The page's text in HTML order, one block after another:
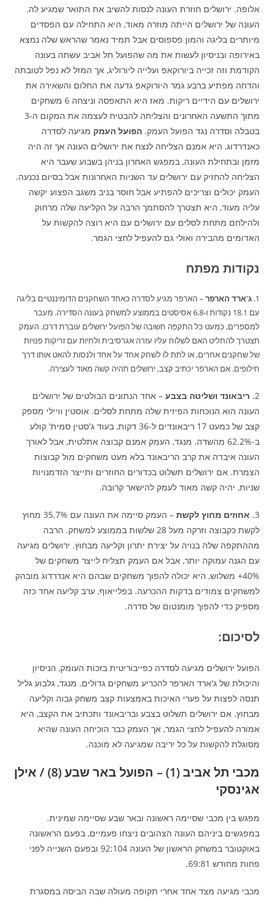
אלופה. ירושלים חוזרת העונה לנסות להשיב את התואר שמגיע לה.
העונה של ירושלים הייתה מוזרה מאוד, היא התחילה עם הפסדים
מיותרים בליגה והמון פספוסים אבל תמיד נאמר שהראש שלה נמצא
באירופה ובניסיון לעשות את מה שהפועל תל אביב עשתה בעונה
הקודמת וזה זכייה ביורוקאפ ועלייה ליורוליג, אך המזל לא נפל לטובתה
והדחה מפתיע ברבע גמר היורוקאפ גדעה את החלום והשאירה את
ירושלים עם הידיים ריקות. מאז היא התאפסה וניצחה 6 משחקים
מתוך התשעה האחרונים והצליחה להבטיח לעצמה את המקום ה-3
בטבלה וסדרה נגד הפועל העמק.הפועל העמק מגיעה לסדרה
כאנדרדוג, היא אמנם הצליחה לנצח את ירושלים העונה אך זה היה
מזמן ובתחילת העונה, במפגש האחרון בניהן בשבוע שעבר היא
הצליחה להחזיק עם ירושלים עד השניות האחרונות אבל בסיום נכנעה.
העמק יכולים וצריכים להפתיע אבל חוסר בניב משגב הפצוע יקשה
עליה מעוד, היא תצטרך להסתמך הרבה על הקליעה שלה מרחוק
ולהילחם מתחת לסלים עם ירושלים עם היא רוצה להקשות על
האדומים מהבירה ואולי גם להעפיל לחצי הגמר.
נקודות מפתח
1. ג'ארד הארפר – הארפר מגיע לסדרה כאחד השחקנים הדומיננטיים בליגה
עם 18.1 נקודות ו-6.8 אסיסטים בממוצע למשחק בעונה הסדירה. מעבר
למספרים, כמעט כל התקפה חשובה של הפועל ירושלים עוברת דרכו. העמק
תצטרך להחליט האם לשלוח עליו עזרה אגרסיבית ולחיות עם זריקות פנויות
של שחקנים אחרים, או לתת לו לשחק אחד על אחד ולנסות להאט אותו דרך
חילופים. אם הארפר יכתיב קצב, ירושלים תהיה קשה מאוד לעצירה.
2. ריבאונד ושליטה בצבע– אחד הנתונים הבולטים של ירושלים
העונה הוא הנוכחות הפיזית שלה מתחת לסלים. אוסטין וויילי מספק
קצב של כמעט 17 ריבאונדים ל-36 דקות, בעוד ג'סטין סמית' קולע
ב-62.2% מהשדה. מנגד, העמק אמנם קבוצה אתלטית, אבל לאורך
העונה איבדה את קרב הריבאונד בלא מעט משחקים מול קבוצות
הצמרת. אם ירושלים תשלוט בכדורים החוזרים ותייצר הזדמנויות
שניות, יהיה קשה מאוד לעמק להישאר קרובה.
3. אחוזים מחוץ לקשת
– העמק סיימה את העונה עם 35.7% מחוץ
לקשת כקבוצה וזרקה מעל 28 שלשות בממוצע למשחק. הרבה
מההתקפה שלה בנויה על יצירת יתרון וקליעה מבחוץ. ירושלים מגיעה
עם הגנה עמוקה יותר, אבל אם העמק תצליח לייצר משחקים של
40%+ משלוש, היא יכולה להפוך משחקים שבהם היא אנדרדוג מובהק
למשחקים צמודים בדקות ההכרעה. בפלייאוף, ערב קליעה אחד כזה
מספיק כדי להפוך מומנטום של סדרה.
לסיכום:
הפועל ירושלים מגיעה לסדרה כפייבוריטית בזכות העומק, הניסיון
והיכולת של ג'ארד הארפר להכריע משחקים גדולים. מנגד, גלבוע גליל
תנסה לפצות על פערי האיכות באמצעות קצב משחק גבוה וקליעה
מבחוץ. אם ירושלים תשלוט בצבע ובריבאונד ותכתיב את הקצב, היא
אמורה להעפיל לחצי הגמר, אך העמק כבר הוכיחה העונה שהיא
מסוגלת להקשות על כל יריבה שמגיעה לא מוכנה.
מכבי תל אביב (1) – הפועל באר שבע (8) / אילן
אגינסקי
מפגש בין מכבי שסיימה ראשונה ובאר שבע שסיימה שמינית.
במפגשים ביניהם העונה הצהובים ניצחו פעמיים, בפעם הראשונה
באוקטובר במשחק הראשון של העונה 92:104 ובפעם השנייה לפני
פחות מחודש 69:81.
מכבי מגיעה מצד אחד אחרי תקופה מעולה שבה הביסה במסגרת